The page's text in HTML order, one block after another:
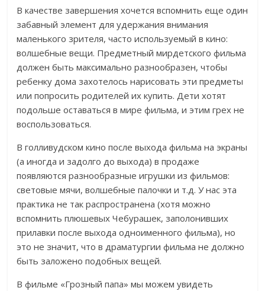
В качестве завершения хочется вспомнить еще один
забавный элемент для удержания внимания
маленького зрителя, часто используемый в кино:
волшебные вещи. Предметный мирдетского фильма
должен быть максимально разнообразен, чтобы
ребенку дома захотелось нарисовать эти предметы
или попросить родителей их купить. Дети хотят
подольше оставаться в мире фильма, и этим грех не
воспользоваться.
В голливудском кино после выхода фильма на экраны
(а иногда и задолго до выхода) в продаже
появляются разнообразные игрушки из фильмов:
световые мячи, волшебные палочки и т.д. У нас эта
практика не так распространена (хотя можно
вспомнить плюшевых Чебурашек, заполонивших
прилавки после выхода одноименного фильма), но
это не значит, что в драматургии фильма не должно
быть заложено подобных вещей.
В фильме «Грозный папа» мы можем увидеть